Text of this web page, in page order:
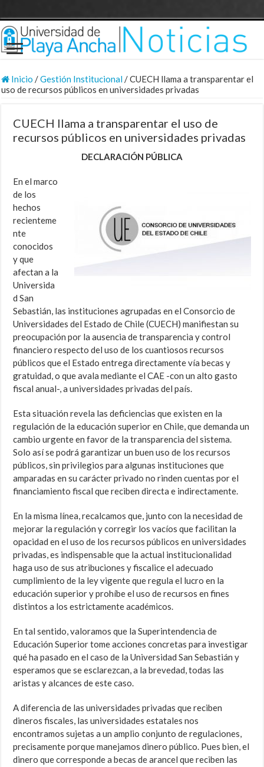
Inicio /Gestión Institucional/CUECH llama a transparentar el
uso de recursos públicos en universidades privadas
CUECH llama a transparentar el uso de
recursos públicos en universidades privadas
DECLARACIÓN PÚBLICA
En el marco
de los
hechos
recienteme
nte
conocidos
y que
afectan a la
Universida
d San
Sebastián, las instituciones agrupadas en el Consorcio de
Universidades del Estado de Chile (CUECH) manifiestan su
preocupación por la ausencia de transparencia y control
financiero respecto del uso de los cuantiosos recursos
públicos que el Estado entrega directamente vía becas y
gratuidad, o que avala mediante el CAE -con un alto gasto
fiscal anual-, a universidades privadas del país.
Esta situación revela las deficiencias que existen en la
regulación de la educación superior en Chile, que demanda un
cambio urgente en favor de la transparencia del sistema.
Solo así se podrá garantizar un buen uso de los recursos
públicos, sin privilegios para algunas instituciones que
amparadas en su carácter privado no rinden cuentas por el
financiamiento fiscal que reciben directa e indirectamente.
En la misma línea, recalcamos que, junto con la necesidad de
mejorar la regulación y corregir los vacíos que facilitan la
opacidad en el uso de los recursos públicos en universidades
privadas, es indispensable que la actual institucionalidad
haga uso de sus atribuciones y fiscalice el adecuado
cumplimiento de la ley vigente que regula el lucro en la
educación superior y prohíbe el uso de recursos en fines
distintos a los estrictamente académicos.
En tal sentido, valoramos que la Superintendencia de
Educación Superior tome acciones concretas para investigar
qué ha pasado en el caso de la Universidad San Sebastián y
esperamos que se esclarezcan, a la brevedad, todas las
aristas y alcances de este caso.
A diferencia de las universidades privadas que reciben
dineros fiscales, las universidades estatales nos
encontramos sujetas a un amplio conjunto de regulaciones,
precisamente porque manejamos dinero público. Pues bien, el
dinero que corresponde a becas de arancel que reciben las